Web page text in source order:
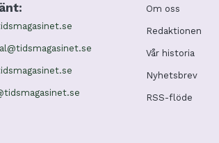
Om oss
Redaktionen
Vår historia
Nyhetsbrev
RSS-flöde